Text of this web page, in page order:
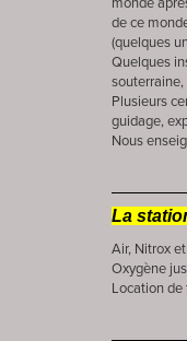
monde
de ce
(quelques
Quelques
souterraine,
Plusieurs
guidage,
Nous
La
Air, Nitrox
Oxygène
Location